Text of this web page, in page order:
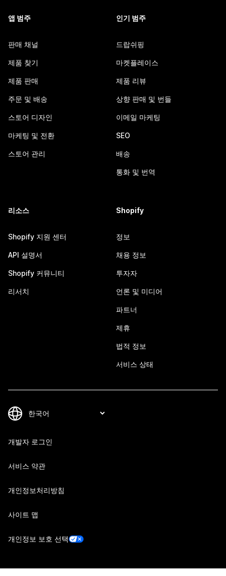
앱 범주
판매 채널
제품 찾기
제품 판매
주문 및 배송
스토어 디자인
마케팅 및 전환
스토어 관리
인기 범주
드랍쉬핑
마켓플레이스
제품 리뷰
상향 판매 및 번들
이메일 마케팅
SEO
배송
통화 및 번역
리소스
Shopify 지원 센터
API 설명서
Shopify 커뮤니티
리서치
Shopify
정보
채용 정보
투자자
언론 및 미디어
파트너
제휴
법적 정보
서비스 상태
개발자 로그인
서비스 약관
개인정보처리방침
사이트 맵
개인정보 보호 선택